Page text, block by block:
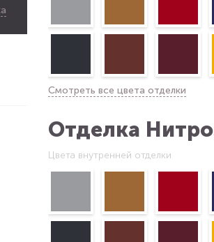
Смотреть все цвета отделки
Отделка
Цвета внутренней отделки